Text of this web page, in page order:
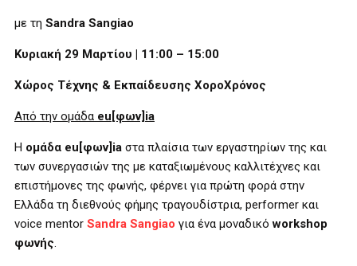
με τη Sandra Sangiao
Κυριακή 29 Μαρτίου | 11:00 – 15:00
Χώρος Τέχνης & Εκπαίδευσης ΧοροΧρόνος
Από την ομάδα eu [φων] ia
H ομάδα eu[φων]ia στα πλαίσια των εργαστηρίων της και
των συνεργασιών της με καταξιωμένους καλλιτέχνες και
επιστήμονες της φωνής, φέρνει για πρώτη φορά στην
Ελλάδα τη διεθνούς φήμης τραγουδίστρια, performer και
voice mentor Sandra Sangiao για ένα μοναδικόworkshop
φωνής.